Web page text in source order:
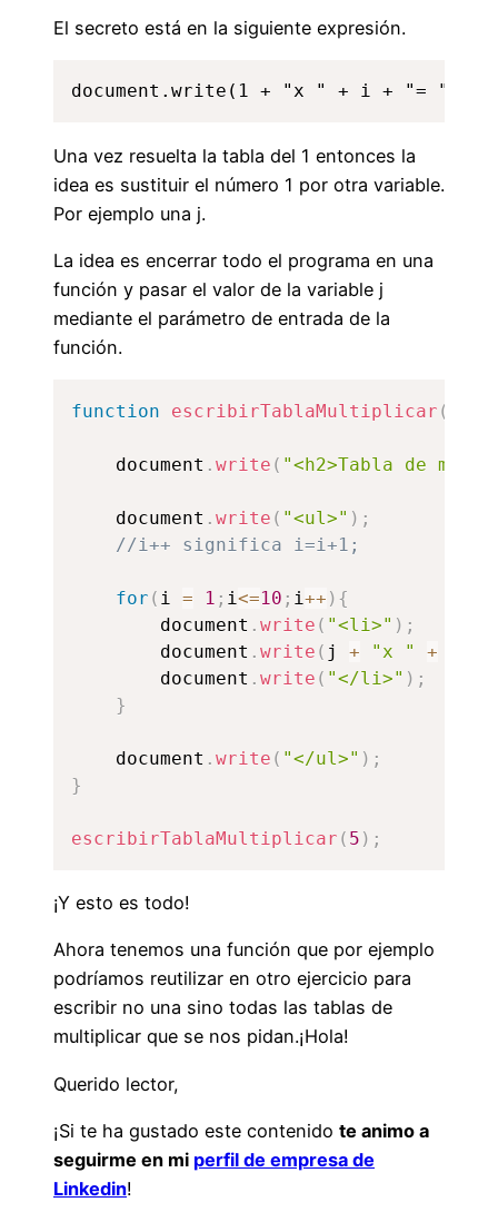
El secreto está en la siguiente expresión.
document.write(1 + "x " + i + "= " +
Una vez resuelta la tabla del 1 entonces la
idea es sustituir el número 1 por otra variable.
Por ejemplo una j.
La idea es encerrar todo el programa en una
función y pasar el valor de la variable j
mediante el parámetro de entrada de la
función.
function escribirTablaMultiplicar (
	document
.write ( "<h2>Tabla de
	document
.write ( "<ul>" ) ;
//i++ significa i=i+1;
for ( i = 1 ; i<=10 ; i++ ) {
		document
.write ( "<li>" ) ;
		document
.write ( j + "x " +
		document
.write ( "</li>" ) ;
}
	document
.write ( "</ul>" ) ;
}
escribirTablaMultiplicar ( 5 ) ;
¡Y esto es todo!
Ahora tenemos una función que por ejemplo
podríamos reutilizar en otro ejercicio para
escribir no una sino todas las tablas de
multiplicar que se nos pidan.¡Hola!
Querido lector,
¡Si te ha gustado este contenido te animo a
seguirme en mi perfil de empresa de
Linkedin!